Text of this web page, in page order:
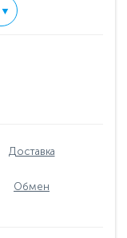
▼
Доставка
Обмен